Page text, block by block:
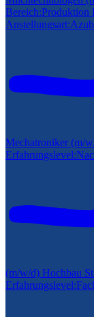
Bereich:Produktion
Anstellungsart:
Mechatroniker (m/
Erfahrungslevel:
(m/w/d) Hochbau
Erfahrungslevel: